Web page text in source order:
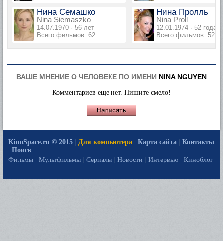
Нина Семашко
Nina Siemaszko
14.07.1970 · 56 лет
Всего фильмов: 62
Нина Пролль
Nina Proll
12.01.1974 · 52 года
Всего фильмов: 52
ВАШЕ МНЕНИЕ О ЧЕЛОВЕКЕ ПО ИМЕНИ NINA NGUYEN
Комментариев еще нет. Пишите смело!
KinoSpace.ru © 2015 Для компьютера Карта сайта
Контакты
Поиск
Фильмы
Мультфильмы Сериалы Новости Интервью Киноблог